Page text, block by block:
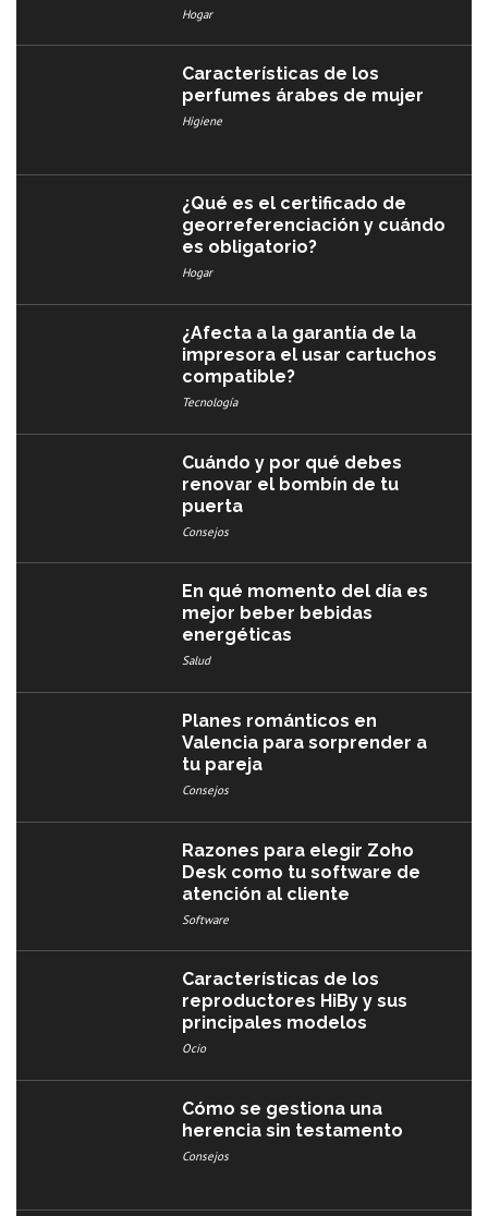
Hogar
Características de los
perfumes árabes de mujer
Higiene
¿Qué es el certificado de
georreferenciación y cuándo
es obligatorio?
Hogar
¿Afecta a la garantía de la
impresora el usar cartuchos
compatible?
Tecnología
Cuándo y por qué debes
renovar el bombín de tu
puerta
Consejos
En qué momento del día es
mejor beber bebidas
energéticas
Salud
Planes románticos en
Valencia para sorprender a
tu pareja
Consejos
Razones para elegir Zoho
Desk como tu software de
atención al cliente
Software
Características de los
reproductores HiBy y sus
principales modelos
Ocio
Cómo se gestiona una
herencia sin testamento
Consejos